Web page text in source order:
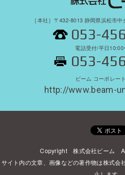
［本社］〒432-8013 静岡県浜松市
053-
電話受付/平日10:00
053-
ビーム コーポレー
http://www.beam-
Copyright 株式会社ビーム
サイト内の文章、画像などの著作物は株式会